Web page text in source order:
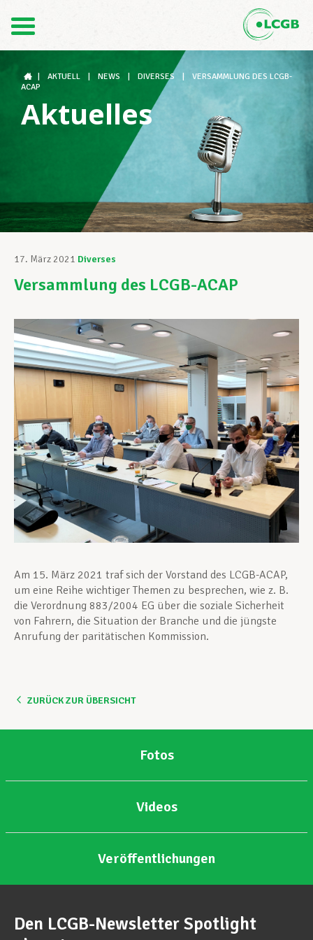
FR
Der LCGB
Gewerkschaftsstrukturen
Unterstützung im Arbeitsalltag
Ihre Rechte
Unterstützung im Privatleben
Berufliche Weiterentwicklung
Mitglied werden
Aktuell
AKTUELL NEWS DIVERSES
VERSAMMLUNG DES LCGB-
ACAP
Aktuelles
17. März 2021 Diverses
Versammlung des LCGB-ACAP
Am 15. März 2021 traf sich der Vorstand des LCGB-ACAP,
um eine Reihe wichtiger Themen zu besprechen, wie z. B.
die Verordnung 883/2004 EG über die soziale Sicherheit
von Fahrern, die Situation der Branche und die jüngste
Anrufung der paritätischen Kommission.
ZURÜCK ZUR ÜBERSICHT
Fotos
Videos
Veröffentlichungen
Den LCGB-Newsletter Spotlight